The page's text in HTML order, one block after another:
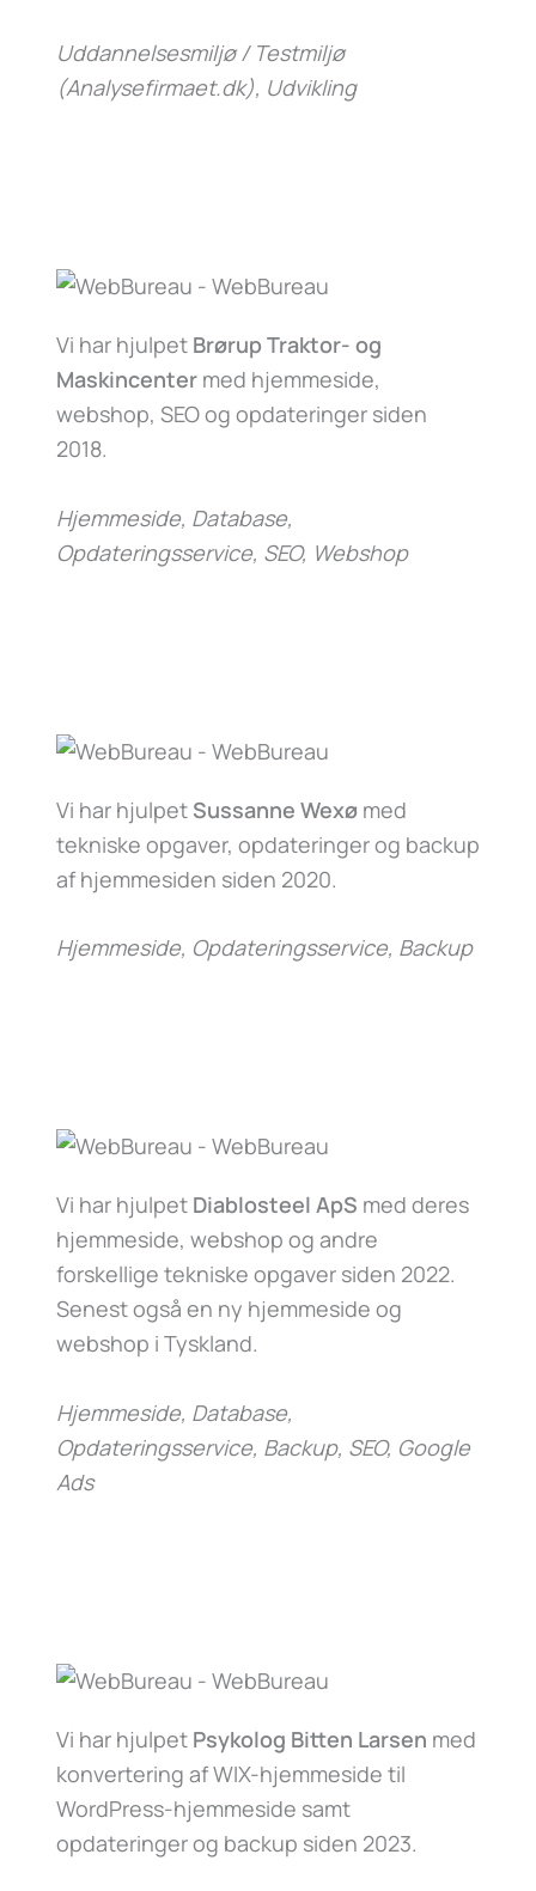
Uddannelsesmiljø / Testmiljø
(Analysefirmaet.dk), Udvikling
Vi har hjulpet Brørup Traktor- og
Maskincenter med hjemmeside,
webshop, SEO og opdateringer siden
2018.
Hjemmeside, Database,
Opdateringsservice, SEO, Webshop
Vi har hjulpet Sussanne Wexø med
tekniske opgaver, opdateringer og backup
af hjemmesiden siden 2020.
Hjemmeside, Opdateringsservice, Backup
Vi har hjulpet Diablosteel ApS med deres
hjemmeside, webshop og andre
forskellige tekniske opgaver siden 2022.
Senest også en ny hjemmeside og
webshop i Tyskland.
Hjemmeside, Database,
Opdateringsservice, Backup, SEO, Google
Ads
Vi har hjulpet Psykolog Bitten Larsen med
konvertering af WIX-hjemmeside til
WordPress-hjemmeside samt
opdateringer og backup siden 2023.